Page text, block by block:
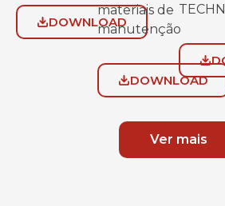
DOWNLOAD
materiais de
manutenção
DOWNLOAD
Ver mais